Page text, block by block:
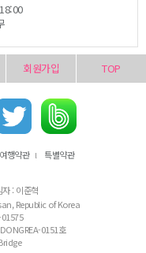
회원가입 TOP
행약관 l 특별약관
자 : 이준혁
Republic of Korea
0151호